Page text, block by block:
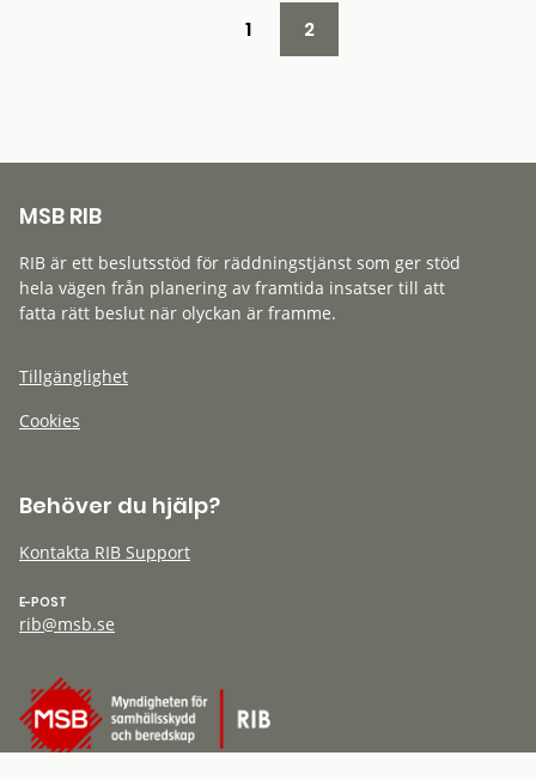
1 2
MSB RIB
RIB är ett beslutsstöd för räddningstjänst som ger stöd
hela vägen från planering av framtida insatser till att
fatta rätt beslut när olyckan är framme.
Tillgänglighet
Cookies
Behöver du hjälp?
Kontakta RIB Support
E-POST
rib@msb.se